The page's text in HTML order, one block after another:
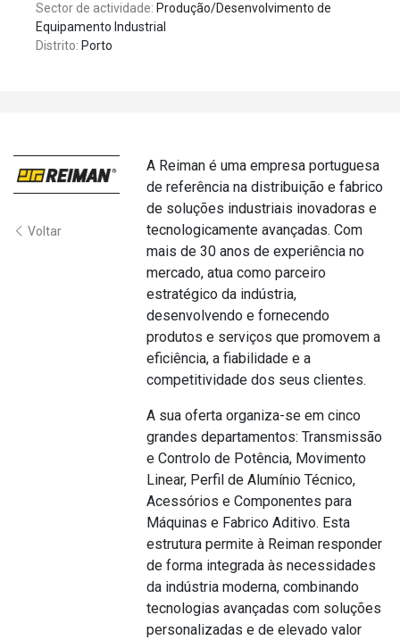
Sector de actividade: Produção/Desenvolvimento de
Equipamento Industrial
Distrito: Porto
Voltar
A Reiman é uma empresa portuguesa
de referência na distribuição e fabrico
de soluções industriais inovadoras e
tecnologicamente avançadas. Com
mais de 30 anos de experiência no
mercado, atua como parceiro
estratégico da indústria,
desenvolvendo e fornecendo
produtos e serviços que promovem a
eficiência, a fiabilidade e a
competitividade dos seus clientes.
A sua oferta organiza-se em cinco
grandes departamentos: Transmissão
e Controlo de Potência, Movimento
Linear, Perfil de Alumínio Técnico,
Acessórios e Componentes para
Máquinas e Fabrico Aditivo. Esta
estrutura permite à Reiman responder
de forma integrada às necessidades
da indústria moderna, combinando
tecnologias avançadas com soluções
personalizadas e de elevado valor